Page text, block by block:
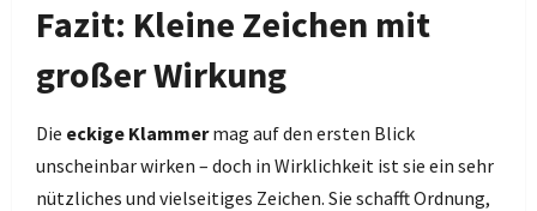
Fazit: Kleine Zeichen mit
großer Wirkung
Die eckige Klammermag auf den ersten Blick
unscheinbar wirken – doch in Wirklichkeit ist sie ein sehr
nützliches und vielseitiges Zeichen. Sie schafft Ordnung,